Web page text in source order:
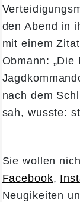
den Abend in
mit einem
Obmann:
nach dem
sah, wusste:
Sie wollen
Facebook,
Neugikeiten